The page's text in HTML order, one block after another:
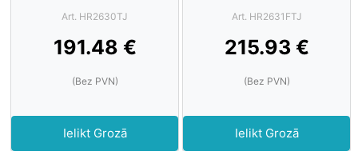
Art. HR2630TJ
191.48 €
(Bez PVN)
Ielikt Grozā
Art. HR2631FTJ
215.93 €
(Bez PVN)
Ielikt Grozā